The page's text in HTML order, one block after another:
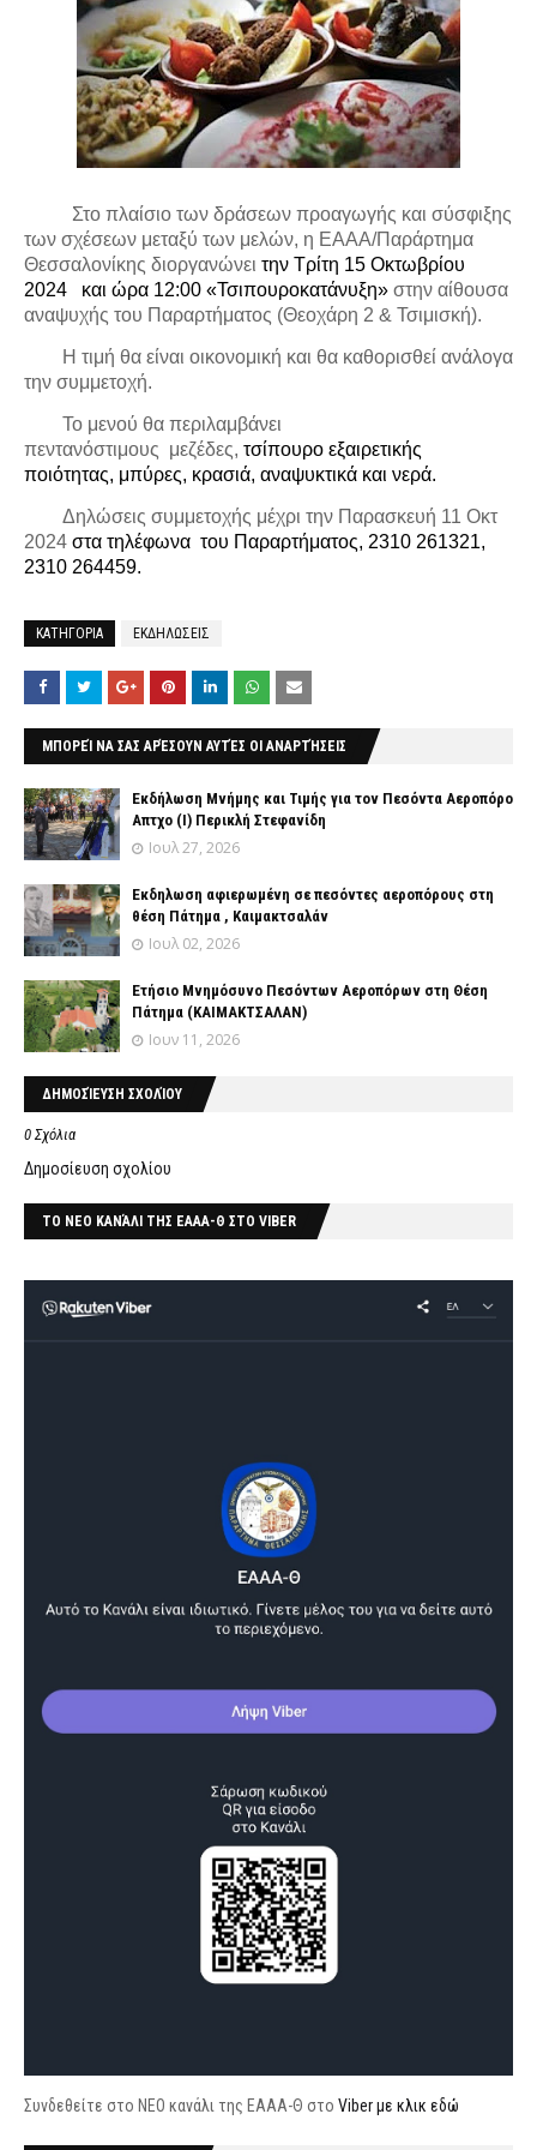
Στο πλαίσιο των δράσεων προαγωγής και σύσφιξης
των σχέσεων μεταξύ των μελών, η ΕΑΑΑ/Παράρτημα
Θεσσαλονίκης διοργανώνει την Τρίτη 15 Οκτωβρίου
2024
και ώρα 12:00 «Τσιπουροκατάνυξη» στην αίθουσα
αναψυχής του Παραρτήματος (Θεοχάρη 2 & Τσιμισκή).
Η τιμή θα είναι οικονομική και θα καθορισθεί ανάλογα
την συμμετοχή.
Το μενού θα περιλαμβάνει
πεντανόστιμους μεζέδες, τσίπουρο εξαιρετικής
ποιότητας, μπύρες, κρασιά, αναψυκτικά και νερά.
Δηλώσεις συμμετοχής μέχρι την Παρασκευή 11 Οκτ
2024 στα τηλέφωνα του Παραρτήματος, 2310 261321,
2310 264459.
ΚΑΤΗΓΟΡΙΑ ΕΚΔΗΛΩΣΕΙΣ
ΜΠΟΡΕΊ ΝΑ ΣΑΣ ΑΡΈΣΟΥΝ ΑΥΤΈΣ ΟΙ ΑΝΑΡΤΉΣΕΙΣ
Εκδήλωση Μνήμης και Τιμής για τον Πεσόντα Αεροπόρο
Απτχο (Ι) Περικλή Στεφανίδη
Ιουλ 27, 2026
Εκδηλωση αφιερωμένη σε πεσόντες αεροπόρους στη
θέση Πάτημα , Καιμακτσαλάν
Ιουλ 02, 2026
Ετήσιο Μνημόσυνο Πεσόντων Αεροπόρων στη Θέση
Πάτημα (ΚΑΙΜΑΚΤΣΑΛΑΝ)
Ιουν 11, 2026
ΔΗΜΟΣΊΕΥΣΗ ΣΧΟΛΊΟΥ
0 Σχόλια
Δημοσίευση σχολίου
ΤΟ ΝΕΟ ΚΑΝΆΛΙ ΤΗΣ ΕΑΑΑ-Θ ΣΤΟ VIBER
Συνδεθείτε στο ΝΕΟ κανάλι της ΕΑΑΑ-Θ στο Viber με κλικ εδώ